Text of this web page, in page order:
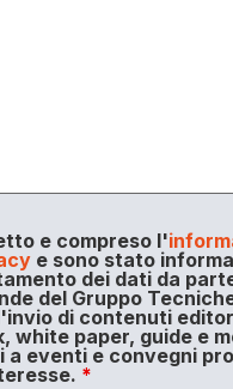
e compreso l'
e sono stato
dei dati da
del Gruppo
di contenuti
white paper, guide e
a eventi e convegni
*